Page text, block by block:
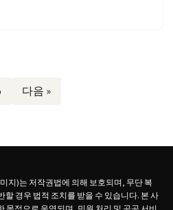
다음 »
지)는 저작권법에 의해 보호되며, 무단 복
경우 법적 조치를 받을 수 있습니다. 본 사